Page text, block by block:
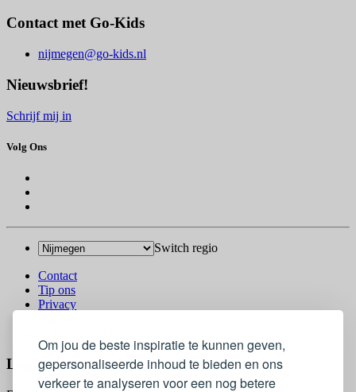
Om jou de beste inspiratie te kunnen geven,
gepersonaliseerde inhoud te bieden en ons
verkeer te analyseren voor een nog betere
Contact met Go-Kids
nijmegen@go-kids.nl
Nieuwsbrief!
Schrijf mij in
Volg Ons
Switch regio
Contact
Tip ons
Privacy
Log In